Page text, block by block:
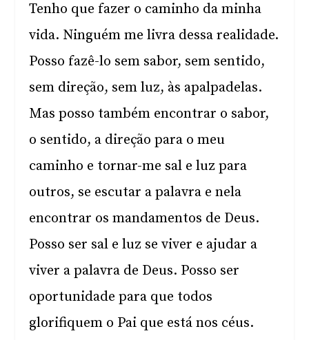
Tenho que fazer o caminho da minha
vida. Ninguém me livra dessa realidade.
Posso fazê-lo sem sabor, sem sentido,
sem direção, sem luz, às apalpadelas.
Mas posso também encontrar o sabor,
o sentido, a direção para o meu
caminho e tornar-me sal e luz para
outros, se escutar a palavra e nela
encontrar os mandamentos de Deus.
Posso ser sal e luz se viver e ajudar a
viver a palavra de Deus. Posso ser
oportunidade para que todos
glorifiquem o Pai que está nos céus.